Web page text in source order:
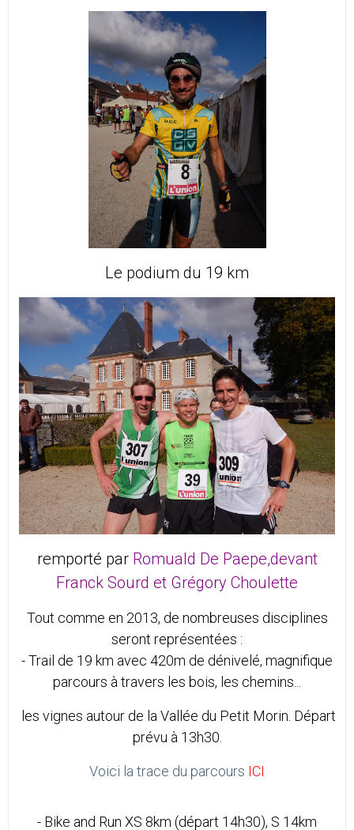
Le podium du 19 km
remporté par Romuald De Paepe,devant
Franck Sourd et Grégory Choulette
Tout comme en 2013, de nombreuses disciplines
seront représentées :
- Trail de 19 km avec 420m de dénivelé, magnifique
parcours à travers les bois, les chemins...
les vignes autour de la Vallée du Petit Morin. Départ
prévu à 13h30.
Voici la trace du parcours ICI
- Bike and Run XS 8km (départ 14h30), S 14km